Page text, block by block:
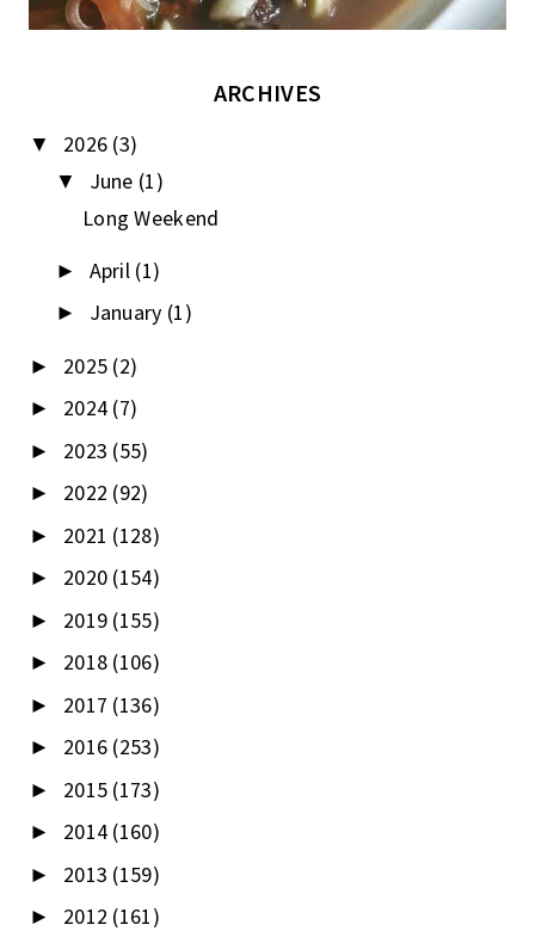
ARCHIVES
▼ 2026 (3)
▼ June (1)
Long Weekend
► April (1)
► January (1)
► 2025 (2)
► 2024 (7)
► 2023 (55)
► 2022 (92)
► 2021 (128)
► 2020 (154)
► 2019 (155)
► 2018 (106)
► 2017 (136)
► 2016 (253)
► 2015 (173)
► 2014 (160)
► 2013 (159)
► 2012 (161)